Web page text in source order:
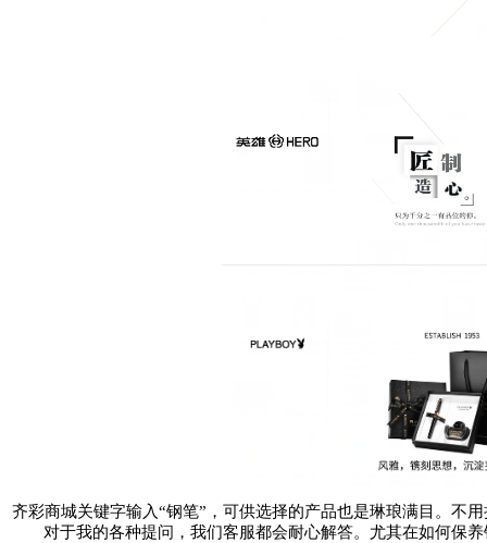
齐彩商城关键字输入“钢笔”，可供选择的产品也是琳琅满目。不
对于我的各种提问，我们客服都会耐心解答。尤其在如何保